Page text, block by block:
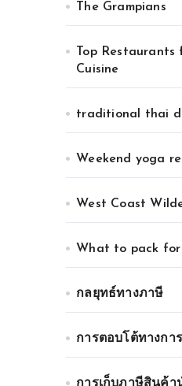
The Grampians
Top
Cuisine
traditional thai
Weekend yoga
West Coast
What to pack
กลยุทธ์ทางภาษี
การตอบโต้ทางกา